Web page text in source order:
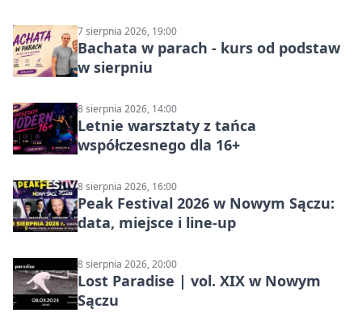
7 sierpnia 2026, 19:00
Bachata w parach - kurs od podstaw
w sierpniu
8 sierpnia 2026, 14:00
Letnie warsztaty z tańca
współczesnego dla 16+
8 sierpnia 2026, 16:00
Peak Festival 2026 w Nowym Sączu:
data, miejsce i line-up
8 sierpnia 2026, 20:00
Lost Paradise | vol. XIX w Nowym
Sączu